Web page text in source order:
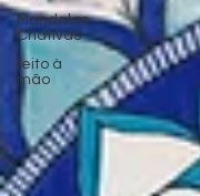
Mandalas
Criativas
feito à
mão